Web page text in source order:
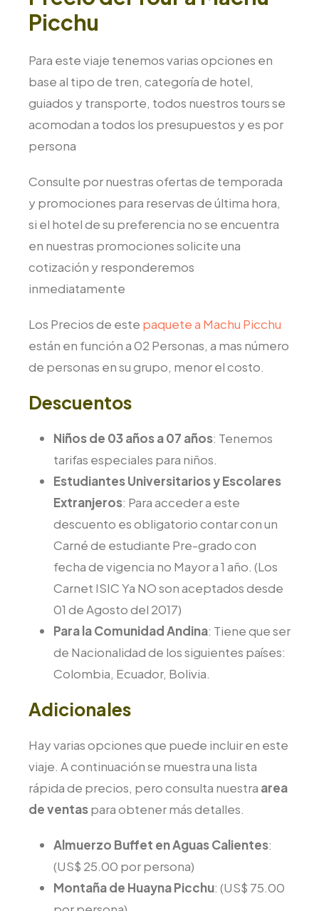
Picchu
Para este viaje tenemos varias opciones en
base al tipo de tren, categoría de hotel,
guiados y transporte, todos nuestros tours se
acomodan a todos los presupuestos y es por
persona
Consulte por nuestras ofertas de temporada
y promociones para reservas de última hora,
si el hotel de su preferencia no se encuentra
en nuestras promociones solicite una
cotización y responderemos
inmediatamente
Los Precios de este paquete a Machu Picchu
están en función a 02 Personas, a mas número
de personas en su grupo, menor el costo.
Descuentos
Niños de 03 años a 07 años: Tenemos
tarifas especiales para niños.
Estudiantes Universitarios y Escolares
Extranjeros: Para acceder a este
descuento es obligatorio contar con un
Carné de estudiante Pre-grado con
fecha de vigencia no Mayor a 1 año. (Los
Carnet ISIC Ya NO son aceptados desde
01 de Agosto del 2017)
Para la Comunidad Andina: Tiene que ser
de Nacionalidad de los siguientes países:
Colombia, Ecuador, Bolivia.
Adicionales
Hay varias opciones que puede incluir en este
viaje. A continuación se muestra una lista
rápida de precios, pero consulta nuestra area
de ventaspara obtener más detalles.
Almuerzo Buffet en Aguas Calientes:
(US$ 25.00 por persona)
Montaña de Huayna Picchu: (US$ 75.00